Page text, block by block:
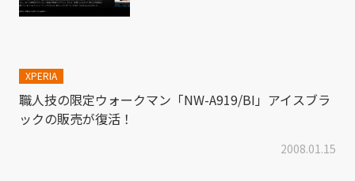
XPERIA
職人技の限定ウォークマン「NW-A919/BI」アイスブラ
ックの販売が復活！
2008.01.15